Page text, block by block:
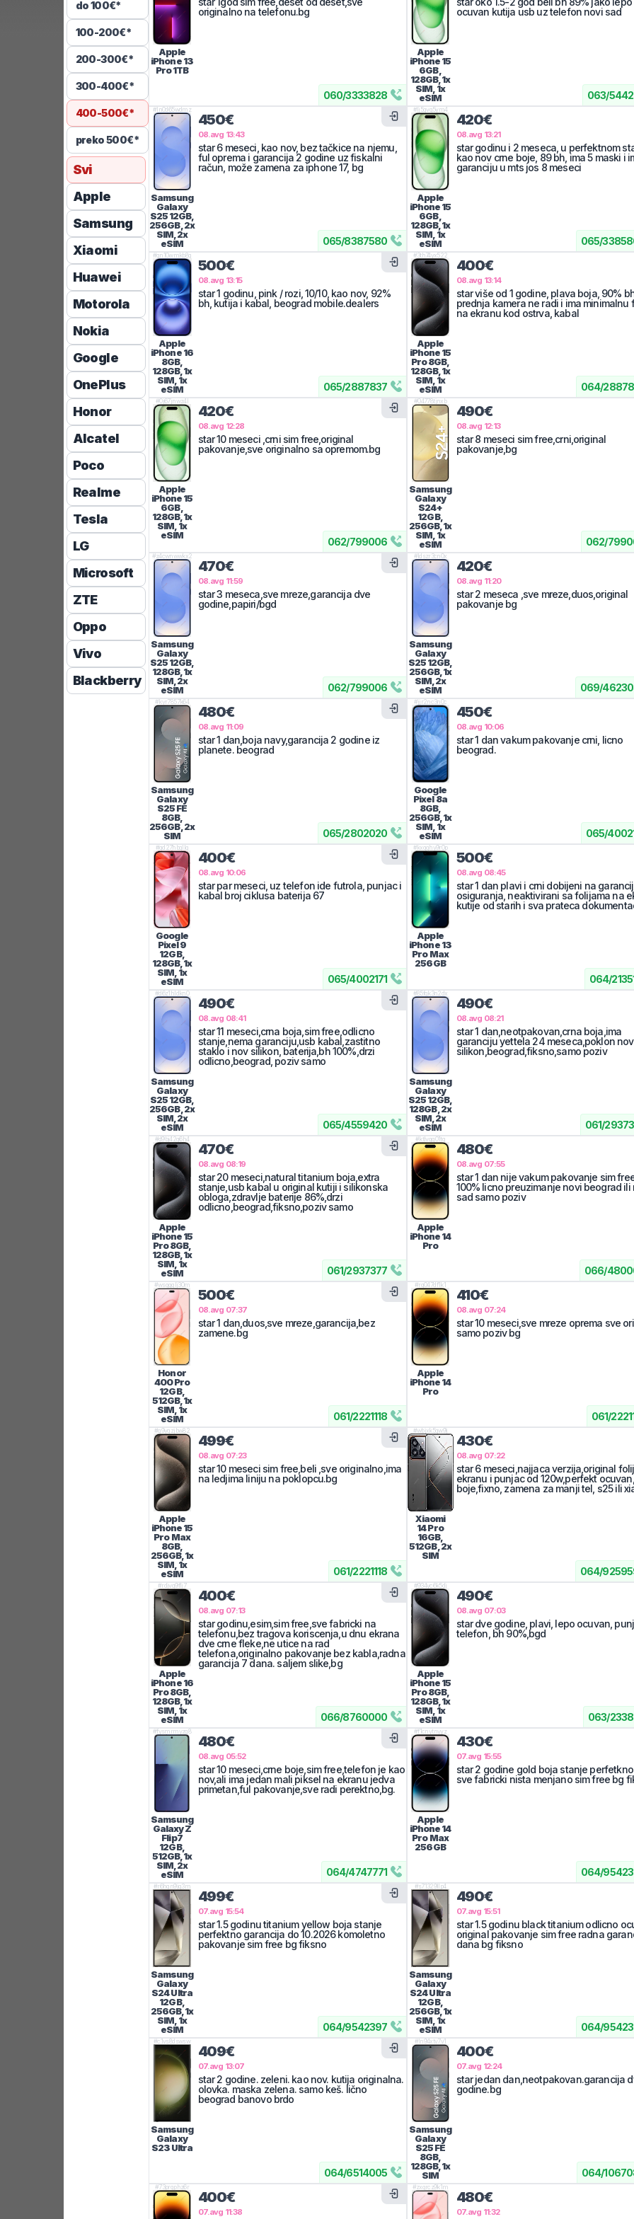
do 100€*
100-200€*
200-300€*
300-400€*
400-500€*
preko 500€*
Svi
Apple
Samsung
Xiaomi
Huawei
Motorola
Nokia
Google
OnePlus
Honor
Alcatel
Poco
Realme
Tesla
LG
Microsoft
ZTE
Oppo
Vivo
Blackberry
060/3333828
Apple
iPhone 13
Pro1TB
originalno na telefonu.bg
063/
Apple
iPhone 15
6GB,
128GB, 1x
SIM, 1x
eSIM
ocuvan kutija usb uz telefon novi sad
065/8387580
#ln0d65wdmz
Samsung
Galaxy
S2512GB,
256GB, 2x
SIM, 2x
eSIM
450€
08.avg 13:43
star 6 meseci, kao nov, bez tačkice na njemu,
ful oprema i garancija 2 godine uz fiskalni
račun, može zamena za iphone 17, bg
065/
#lj5gvq5ym4
Apple
iPhone 15
6GB,
128GB, 1x
SIM, 1x
eSIM
420€
08.avg 13:21
star godinu i 2 meseca, u perfektnom
kao nov crne boje, 89 bh, ima 5 maski i
garanciju u mts jos 8 meseci
065/2887837
#gn10wmkb8q
Apple
iPhone 16
8GB,
128GB, 1x
SIM, 1x
eSIM
500€
08.avg 13:15
star 1 godinu, pink / rozi, 10/10, kao nov, 92%
bh, kutija i kabal, beograd mobile.dealers
064/
#3th74yx522
Apple
iPhone 15
Pro8GB,
128GB, 1x
SIM, 1x
eSIM
400€
08.avg 13:14
star više od 1 godine, plava boja, 90%
prednja kamera ne radi i ima minimalnu
na ekranu kod ostrva, kabal
062/799006
#0j67jnwz4l
Apple
iPhone 15
6GB,
128GB, 1x
SIM, 1x
eSIM
420€
08.avg 12:28
star 10 meseci ,crni sim free,original
pakovanje,sve originalno sa opremom.bg
062/
#04778tjnxb
Samsung
Galaxy
S24+
12GB,
256GB, 1x
SIM, 1x
eSIM
490€
08.avg 12:13
star 8 meseci sim free,crni,original
pakovanje,bg
062/799006
#z4cwnwwkx2
Samsung
Galaxy
S2512GB,
128GB, 1x
SIM, 2x
eSIM
470€
08.avg 11:59
star 3 meseca,sve mreze,garancija dve
godine,papiri/bgd
069/
#ldszr3cn0x
Samsung
Galaxy
S2512GB,
256GB, 1x
SIM, 2x
eSIM
420€
08.avg 11:20
star 2 meseca ,sve mreze,duos,original
pakovanje bg
065/2802020
#kyr7857k64
Samsung
Galaxy
S25 FE
8GB,
256GB, 2x
SIM
480€
08.avg 11:09
star 1 dan,boja navy,garancija 2 godine iz
planete. beograd
065/
#jjr2nc3n0c
Google
Pixel 8a
8GB,
256GB, 1x
SIM, 1x
eSIM
450€
08.avg 10:06
star 1 dan vakum pakovanje crni, licno
beograd.
065/4002171
#gd27hbgllq
Google
Pixel 9
12GB,
128GB, 1x
SIM, 1x
eSIM
400€
08.avg 10:06
star par meseci, uz telefon ide futrola, punjac i
kabal broj ciklusa baterija 67
064/
#kxqghy9r0p
Apple
iPhone 13
Pro Max
256GB
500€
08.avg 08:45
star 1 dan plavi i crni dobijeni na
osiguranja, neaktivirani sa folijama na
kutije od starih i sva prateca
065/4559420
#d6z1hldkn0
Samsung
Galaxy
S2512GB,
256GB, 2x
SIM, 2x
eSIM
490€
08.avg 08:41
star 11 meseci,crna boja,sim free,odlicno
stanje,nema garanciju,usb kabal,zastitno
staklo i nov silikon, baterija,bh 100%,drzi
odlicno,beograd, poziv samo
061/
#85fqk3n2dx
Samsung
Galaxy
S2512GB,
128GB, 2x
SIM, 2x
eSIM
490€
08.avg 08:21
star 1 dan,neotpakovan,crna boja,ima
garanciju yettela 24 meseca,poklon nov
silikon,beograd,fiksno,samo poziv
061/2937377
#d9bj42g6h4
Apple
iPhone 15
Pro8GB,
128GB, 1x
SIM, 1x
eSIM
470€
08.avg 08:19
star 20 meseci,natural titanium boja,extra
stanje,usb kabal u original kutiji i silikonska
obloga,zdravlje baterije 86%,drzi
odlicno,beograd,fiksno,poziv samo
066/
#ktlvqg01tq
Apple
iPhone 14
Pro
480€
08.avg 07:55
star 1 dan nije vakum pakovanje sim
100% licno preuzimanje novi beograd ili
sad samo poziv
061/2221118
#wsqgglj30m
Honor
400 Pro
12GB,
512GB, 1x
SIM, 1x
eSIM
500€
08.avg 07:37
star 1 dan,duos,sve mreze,garancija,bez
zamene.bg
061/
#rq047df1k1
Apple
iPhone 14
Pro
410€
08.avg 07:24
star 10 meseci,sve mreze oprema sve
samo poziv bg
061/2221118
#q9yqzjbw82
Apple
iPhone 15
Pro Max
8GB,
256GB, 1x
SIM, 1x
eSIM
499€
08.avg 07:23
star 10 meseci sim free,beli ,sve originalno,ima
na ledjima liniju na poklopcu.bg
064/
#wbjxk5qw9j
Xiaomi
14 Pro
16GB,
512GB, 2x
SIM
430€
08.avg 07:22
star 6 meseci,najjaca verzija,original
ekranu i punjac od 120w,perfekt
boje,fixno, zamena za manji tel, s25 ili
066/8760000
#rdjvg9flj7
Apple
iPhone 16
Pro8GB,
128GB, 1x
SIM, 1x
eSIM
400€
08.avg 07:13
star godinu,esim,sim free,sve fabricki na
telefonu,bez tragova koriscenja,u dnu ekrana
dve crne fleke,ne utice na rad
telefona,originalno pakovanje bez kabla,radna
garancija 7 dana. saljem slike,bg
063/
#934yc6k5dj
Apple
iPhone 15
Pro8GB,
128GB, 1x
SIM, 1x
eSIM
490€
08.avg 07:03
star dve godine, plavi, lepo ocuvan,
telefon, bh 90%,bgd
064/4747771
#fysmrmyzg8
Samsung
Galaxy Z
Flip7
12GB,
512GB, 1x
SIM, 2x
eSIM
480€
08.avg 05:52
star 10 meseci,crne boje,sim free,telefon je kao
nov,ali ima jedan mali piksel na ekranu jedva
primetan,ful pakovanje,sve radi perektno,bg.
064/
#f1cnytnyyz
Apple
iPhone 14
Pro Max
256GB
430€
07.avg 15:55
star 2 godine gold boja stanje
sve fabricki nista menjano sim free bg
064/9542397
#r6hqn9jq3m
Samsung
Galaxy
S24 Ultra
12GB,
256GB, 1x
SIM, 1x
eSIM
499€
07.avg 15:54
star 1.5 godinu titanium yellow boja stanje
perfektno garancija do 10.2026 komoletno
pakovanje sim free bg fiksno
064/
#s71329llp4
Samsung
Galaxy
S24 Ultra
12GB,
256GB, 1x
SIM, 1x
eSIM
490€
07.avg 15:51
star 1.5 godinu black titanium odlicno
original pakovanje sim free radna
dana bg fiksno
064/6514005
#c1vs8dswsw
Samsung
Galaxy
S23 Ultra
409€
07.avg 13:07
star 2 godine. zeleni. kao nov. kutija originalna.
olovka. maska zelena. samo keš. lično
beograd banovo brdo
064/
#ln94xtv7v1
Samsung
Galaxy
S25 FE
8GB,
128GB, 1x
SIM
400€
07.avg 12:24
star jedan dan,neotpakovan.garancija
godine.bg
#73prqphz6r
400€
07.avg 11:38
#zxgrcz9k1m
480€
07.avg 11:32